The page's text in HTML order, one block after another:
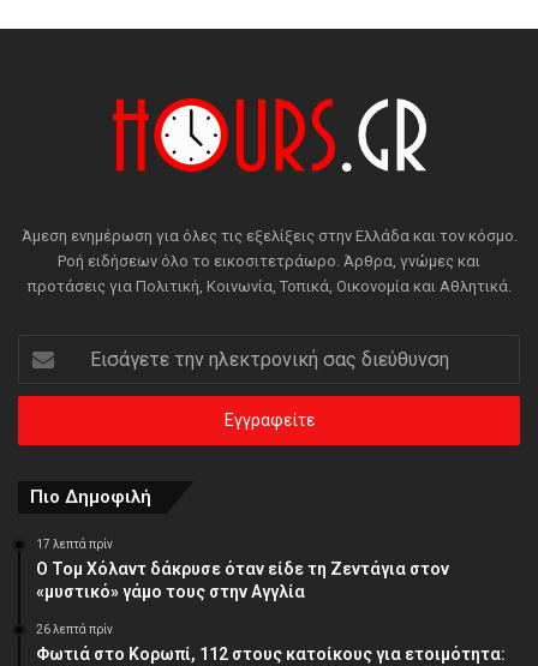
Άμεση ενημέρωση για όλες τις εξελίξεις στην Ελλάδα και τον κόσμο.
Ροή ειδήσεων όλο το εικοσιτετράωρο. Άρθρα, γνώμες και
προτάσεις για Πολιτική, Κοινωνία, Τοπικά, Οικονομία και Αθλητικά.
Εισάγετε
την
ηλεκτρονική
διεύθυνση
Πιο Δημοφιλή
17 λεπτά πρίν
Ο Τομ Χόλαντ δάκρυσε όταν είδε τη Ζεντάγια στον
«μυστικό» γάμο τους στην Αγγλία
26 λεπτά πρίν
Φωτιά στο Κορωπί, 112 στους κατοίκους για ετοιμότητα: